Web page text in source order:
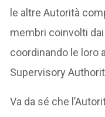
le altre Autorità
membri coinvolti
coordinando le loro
Supervisory
Va da sé che